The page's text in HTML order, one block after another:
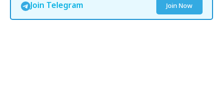
Join Telegram Join Now